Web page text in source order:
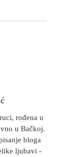
rođena u
u Bačkoj.
bloga
ljubavi -